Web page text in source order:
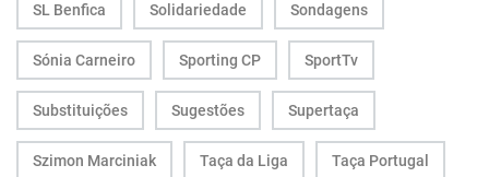
SL Benfica Solidariedade Sondagens
Sónia Carneiro Sporting CP SportTv
Substituições Sugestões Supertaça
Szimon Marciniak Taça da Liga Taça Portugal